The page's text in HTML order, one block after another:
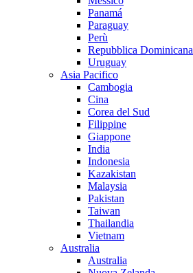
Panamá
Paraguay
Perù
Repubblica Dominicana
Uruguay
Asia Pacifico
Cambogia
Cina
Corea del Sud
Filippine
Giappone
India
Indonesia
Kazakistan
Malaysia
Pakistan
Taiwan
Thailandia
Vietnam
Australia
Australia